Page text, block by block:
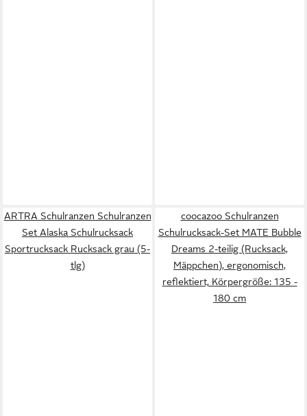
ARTRA Schulranzen Schulranzen
Set Alaska Schulrucksack
Sportrucksack Rucksack grau (5-
tlg)
coocazoo Schulranzen
Schulrucksack-Set MATE Bubble
Dreams 2-teilig (Rucksack,
Mäppchen), ergonomisch,
reflektiert, Körpergröße: 135 -
180 cm